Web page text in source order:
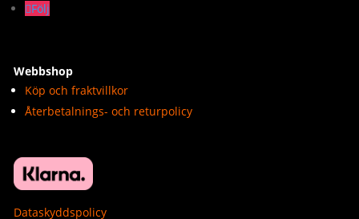
Följ
Webbshop
Köp och fraktvillkor
Återbetalnings- och returpolicy
Dataskyddspolicy